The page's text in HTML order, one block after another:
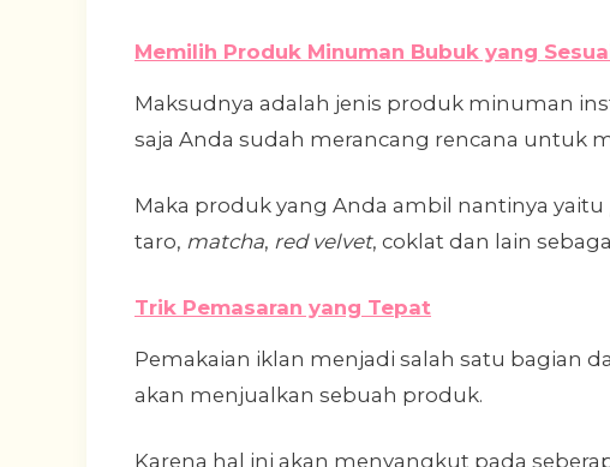
Memilih Produk Minuman Bubuk yang
Maksudnya adalah jenis produk minuman
saja Anda sudah merancang rencana untuk
Maka produk yang Anda ambil nantinya yaitu
taro, matcha, red velvet, coklat dan lain
Trik Pemasaran yang Tepat
Pemakaian iklan menjadi salah satu bagian
akan menjualkan sebuah produk.
Karena hal ini akan menyangkut pada